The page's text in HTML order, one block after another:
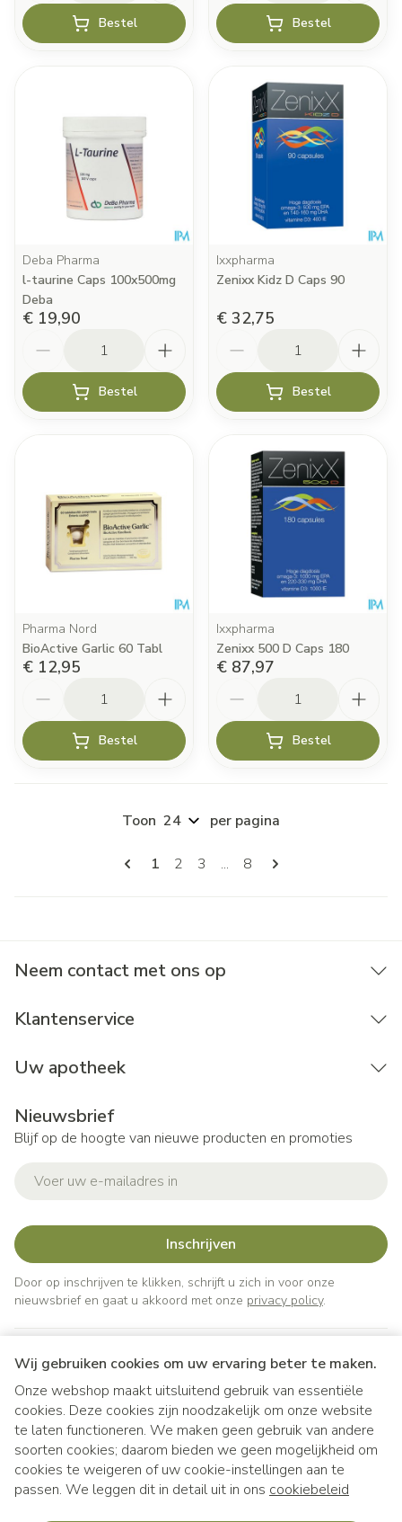
Wij gebruiken cookies om uw ervaring beter te maken.
Onze webshop maakt uitsluitend gebruik van essentiële
cookies. Deze cookies zijn noodzakelijk om onze website
te laten functioneren. We maken geen gebruik van andere
soorten cookies; daarom bieden we geen mogelijkheid om
cookies te weigeren of uw cookie-instellingen aan te
passen. We leggen dit in detail uit in ons cookiebeleid
Bestel Bestel
Deba Pharma
l-taurine Caps 100x500mg
Deba
€ 19,90
Bestel
Ixxpharma
Zenixx Kidz D Caps 90
€ 32,75
Bestel
Pharma Nord
BioActive Garlic 60 Tabl
€ 12,95
Bestel
Ixxpharma
Zenixx 500 D Caps 180
€ 87,97
Bestel
Pagina's
U lees momenteel pagina
1 Pagina
2 Pagina
3 ... Pagina
8
Toon per pagina
Neem contact met ons op
Klantenservice
Uw apotheek
Nieuwsbrief
Blijf op de hoogte van nieuwe producten en promoties
Inschrijven
Door op inschrijven te klikken, schrijft u zich in voor onze
nieuwsbrief en gaat u akkoord met onze privacy policy.
Juridische links